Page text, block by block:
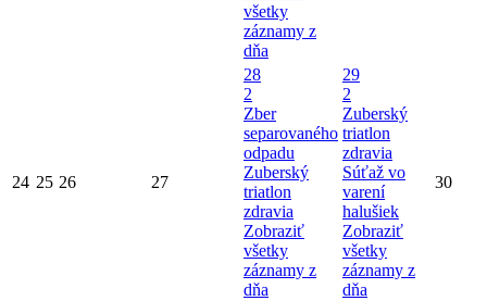
všetky
záznamy z
dňa
24 25 26 27
28
2
Zber
separovaného
odpadu
Zuberský
triatlon
zdravia
Zobraziť
všetky
záznamy z
dňa
29
2
Zuberský
triatlon
zdravia
Súťaž vo
varení
halušiek
Zobraziť
všetky
záznamy z
dňa
30